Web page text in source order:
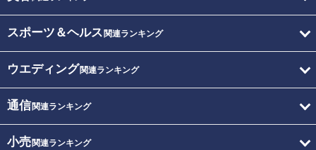
スポーツ＆ヘルス 関連ランキング
ウエディング関連ランキング
通信関連ランキング
小売関連ランキング